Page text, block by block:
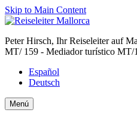
Skip to Main Content
Peter Hirsch, Ihr Reiseleiter auf
MT/ 159 - Mediador turístico MT/
Español
Deutsch
Menú